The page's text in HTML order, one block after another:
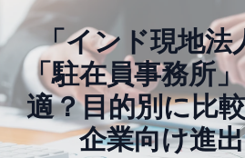
「インド現地法
「駐在員事務所
適？目的別に比
企業向け進